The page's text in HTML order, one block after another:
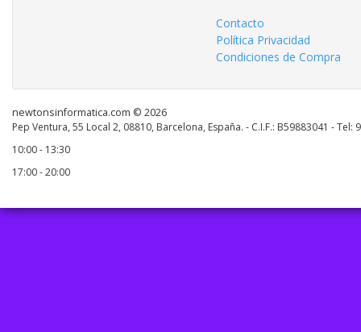
Contacto
Política Privacidad
Condiciones de Compra
newtonsinformatica.com © 2026
Pep Ventura, 55 Local 2, 08810, Barcelona, España. - C.I.F.: B59883041 - Tel:
10:00 - 13:30
17:00 - 20:00